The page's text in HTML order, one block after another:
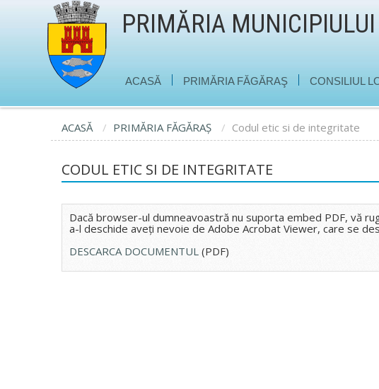
PRIMĂRIA
ACASĂ PRIMĂRIA FĂGĂRAŞ CONSILIUL
ACASĂ PRIMĂRIA FĂGĂRAŞ Codul etic si de integritate
CODUL ETIC SI DE INTEGRITATE
Dacă browser-ul dumneavoastră nu suporta embed PDF, vă
a-l deschide aveţi nevoie de Adobe Acrobat Viewer, care se
DESCARCA DOCUMENTUL (PDF)